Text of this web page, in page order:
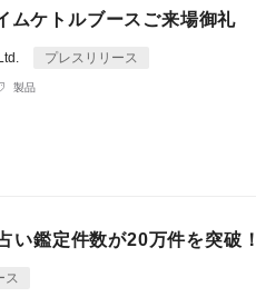
ケトルブースご来場御礼
プレスリリース
製品
い鑑定件数が20万件を突破！
ス